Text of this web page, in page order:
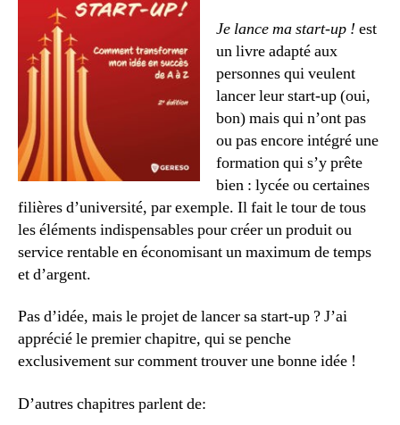
Je lance ma start-up ! est
un livre adapté aux
personnes qui veulent
lancer leur start-up (oui,
bon) mais qui n’ont pas
ou pas encore intégré une
formation qui s’y prête
bien : lycée ou certaines
filières d’université, par exemple. Il fait le tour de tous
les éléments indispensables pour créer un produit ou
service rentable en économisant un maximum de temps
et d’argent.
Pas d’idée, mais le projet de lancer sa start-up ? J’ai
apprécié le premier chapitre, qui se penche
exclusivement sur comment trouver une bonne idée !
D’autres chapitres parlent de: